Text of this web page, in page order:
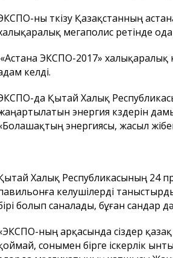
ны өткізу Қазақстанның
мегаполис ретінде
«Астана ЭКСПО-2017» халықаралық
келді.
да Қытай Халық
энергия көздерін
энергиясы, жасыл
Халық Республикасының 24
келушілерді
болып саналады, бұған сандар
ның арқасында сіздер
сонымен бірге іскерлік